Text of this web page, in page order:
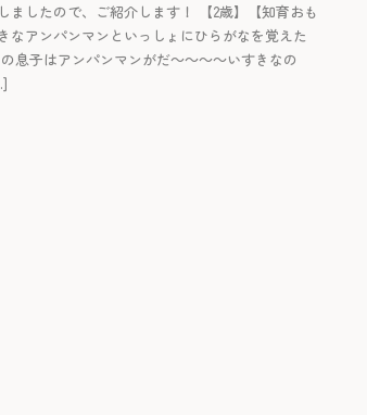
ましたので、ご紹介します！ 【2歳】【知育おも
なアンパンマンといっしょにひらがなを覚えた
息子はアンパンマンがだ～～～～いすきなの